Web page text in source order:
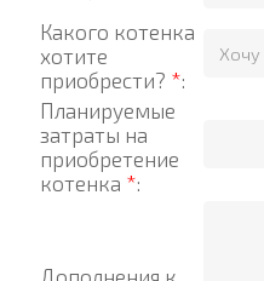
Какого котенка
хотите
приобрести? *:
Планируемые
затраты на
приобретение
котенка *:
Дополнения к